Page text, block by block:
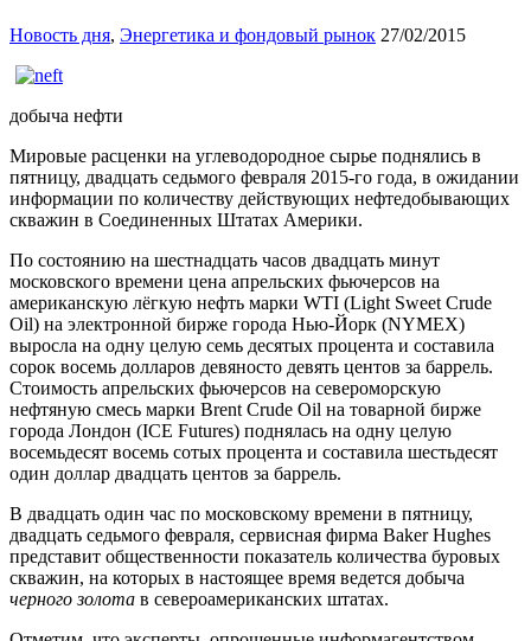
Новость дня, Энергетика и фондовый рынок 27/02/2015
добыча нефти
Мировые расценки на углеводородное сырье поднялись в
пятницу, двадцать седьмого февраля 2015-го года, в ожидании
информации по количеству действующих нефтедобывающих
скважин в Соединенных Штатах Америки.
По состоянию на шестнадцать часов двадцать минут
московского времени цена апрельских фьючерсов на
американскую лёгкую нефть марки WTI (Light Sweet Crude
Oil) на электронной бирже города Нью-Йорк (NYMEX)
выросла на одну целую семь десятых процента и составила
сорок восемь долларов девяносто девять центов за баррель.
Стоимость апрельских фьючерсов на североморскую
нефтяную смесь марки Brent Crude Oil на товарной бирже
города Лондон (ICE Futures) поднялась на одну целую
восемьдесят восемь сотых процента и составила шестьдесят
один доллар двадцать центов за баррель.
В двадцать один час по московскому времени в пятницу,
двадцать седьмого февраля, сервисная фирма Baker Hughes
представит общественности показатель количества буровых
скважин, на которых в настоящее время ведется добыча
черного золота в североамериканских штатах.